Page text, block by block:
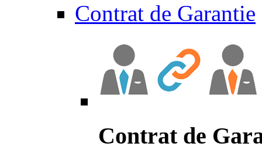
Contrat de Garantie
Contrat de